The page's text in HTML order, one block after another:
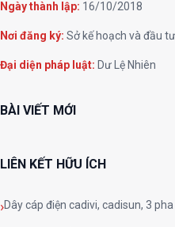
Ngày thành lập: 16/10/2018
Nơi đăng ký: Sở kế hoạch và đầu
Đại diện pháp luật: Dư Lệ Nhiên
BÀI VIẾT MỚI
LIÊN KẾT HỮU ÍCH
Dây cáp điện cadivi, cadisun, 3 pha